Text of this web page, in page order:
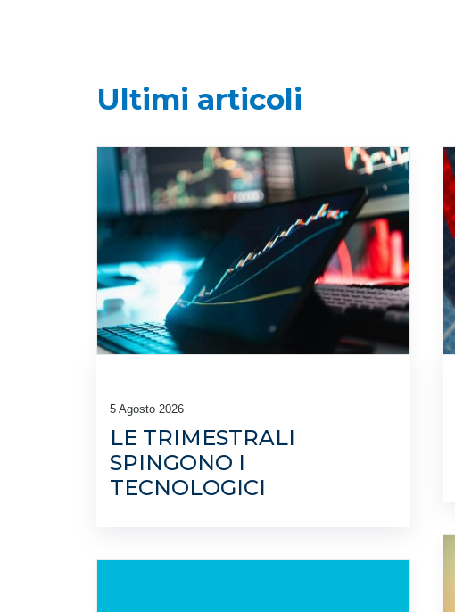
Ultimi articoli
5 Agosto 2026
LE TRIMESTRALI
SPINGONO I
TECNOLOGICI